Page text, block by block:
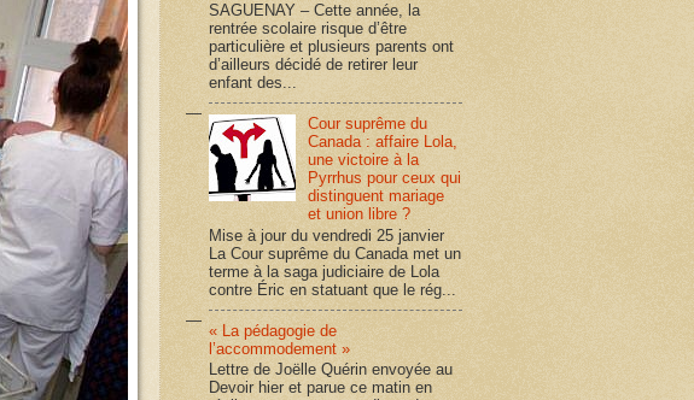
SAGUENAY – Cette année, la
rentrée scolaire risque d’être
particulière et plusieurs parents ont
d’ailleurs décidé de retirer leur
enfant des...
Cour suprême du
Canada : affaire Lola,
une victoire à la
Pyrrhus pour ceux qui
distinguent mariage
et union libre ?
Mise à jour du vendredi 25 janvier
La Cour suprême du Canada met un
terme à la saga judiciaire de Lola
contre Éric en statuant que le rég...
« La pédagogie de
l’accommodement »
Lettre de Joëlle Quérin envoyée au
Devoir hier et parue ce matin en